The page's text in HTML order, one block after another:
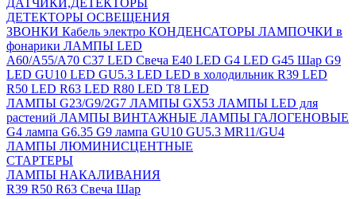
ДАТЧИКИ,ДЕТЕКТОРЫ
ДЕТЕКТОРЫ ОСВЕЩЕНИЯ
ЗВОНКИ Кабель электро КОНДЕНСАТОРЫ ЛАМПОЧКИ в
фонарики ЛАМПЫ LED
A60/A55/A70 C37 LED Свеча E40 LED G4 LED G45 Шар G9
LED GU10 LED GU5.3 LED LED в холодильник R39 LED
R50 LED R63 LED R80 LED T8 LED
ЛАМПЫ G23/G9/2G7 ЛАМПЫ GX53 ЛАМПЫ LED для
растений ЛАМПЫ ВИНТАЖНЫЕ ЛАМПЫ ГАЛОГЕНОВЫЕ
G4 лампа G6.35 G9 лампа GU10 GU5.3 MR11/GU4
ЛАМПЫ ЛЮМИНИСЦЕНТНЫЕ
СТАРТЕРЫ
ЛАМПЫ НАКАЛИВАНИЯ
R39 R50 R63 Свеча Шар